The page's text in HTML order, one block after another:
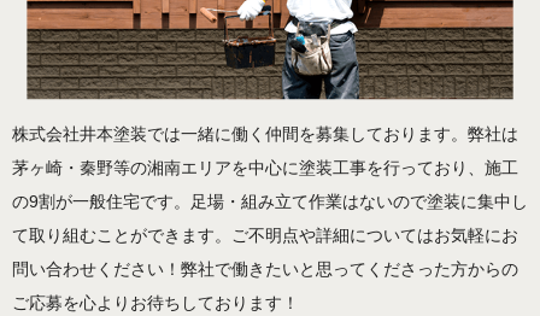
株式会社井本塗装では一緒に働く仲間を募集しております。弊社は
茅ヶ崎・秦野等の湘南エリアを中心に塗装工事を行っており、施工
の9割が一般住宅です。足場・組み立て作業はないので塗装に集中し
て取り組むことができます。ご不明点や詳細についてはお気軽にお
問い合わせください！弊社で働きたいと思ってくださった方からの
ご応募を心よりお待ちしております！